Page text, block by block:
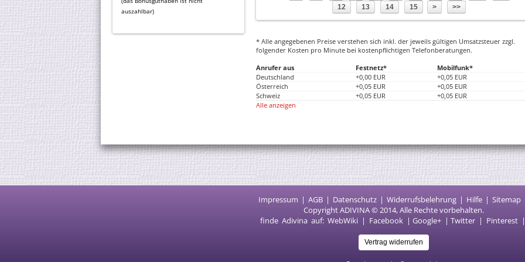
auszahlbar)
12 13 14 15 > >>
* Alle angegebenen Preise verstehen sich inkl. der jeweils gültigen Umsatzsteuer zzgl.
folgender Kosten pro Minute bei kostenpflichtigen Telefonberatungen.
Anrufer aus
Festnetz*
Mobilfunk*
Deutschland
+0,00 EUR
+0,05 EUR
Österreich
+0,05 EUR
+0,05 EUR
Schweiz
+0,05 EUR
+0,05 EUR
Alle anzeigen
Impressum AGB Datenschutz Widerrufsbelehrung Hilfe
Sitemap
Copyright ADIVINA © 2014, Alle Rechte vorbehalten.
finde Adivina auf: WebWiki | Facebook | Google+ | Twitter | Pinterest
Vertrag widerrufen